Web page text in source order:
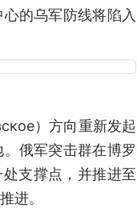
的乌军防线将陷入
）方向重新发起
俄军突击群在博罗
支撑点，并推进至
进。